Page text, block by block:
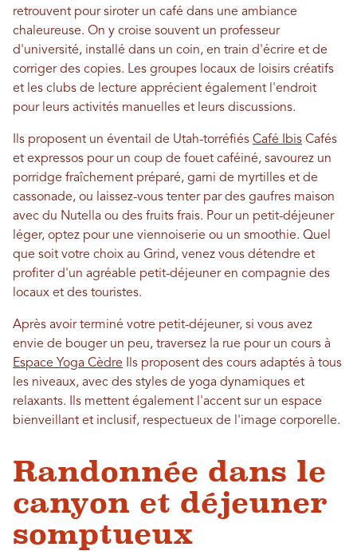
retrouvent pour siroter un café dans une ambiance
chaleureuse. On y croise souvent un professeur
d'université, installé dans un coin, en train d'écrire et de
corriger des copies. Les groupes locaux de loisirs créatifs
et les clubs de lecture apprécient également l'endroit
pour leurs activités manuelles et leurs discussions.
Ils proposent un éventail de Utah-torréfiés Café Ibis Cafés
et expressos pour un coup de fouet caféiné, savourez un
porridge fraîchement préparé, garni de myrtilles et de
cassonade, ou laissez-vous tenter par des gaufres maison
avec du Nutella ou des fruits frais. Pour un petit-déjeuner
léger, optez pour une viennoiserie ou un smoothie. Quel
que soit votre choix au Grind, venez vous détendre et
profiter d'un agréable petit-déjeuner en compagnie des
locaux et des touristes.
Après avoir terminé votre petit-déjeuner, si vous avez
envie de bouger un peu, traversez la rue pour un cours à
Espace Yoga Cèdre Ils proposent des cours adaptés à tous
les niveaux, avec des styles de yoga dynamiques et
relaxants. Ils mettent également l'accent sur un espace
bienveillant et inclusif, respectueux de l'image corporelle.
Randonnée dans le
canyon et déjeuner
somptueux